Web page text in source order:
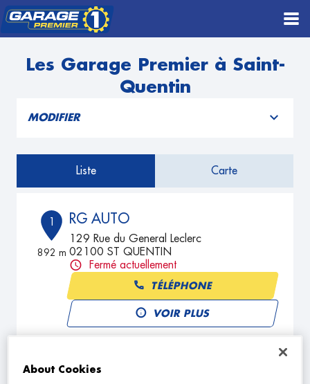
Les Garage Premier à Saint-
Quentin
MODIFIER
Liste Carte
1
892 m
RG AUTO
129 Rue du General Leclerc
02100 ST QUENTIN
Fermé actuellement
TÉLÉPHONE
VOIR PLUS
2 GT AUTOMOBILE
About Cookies